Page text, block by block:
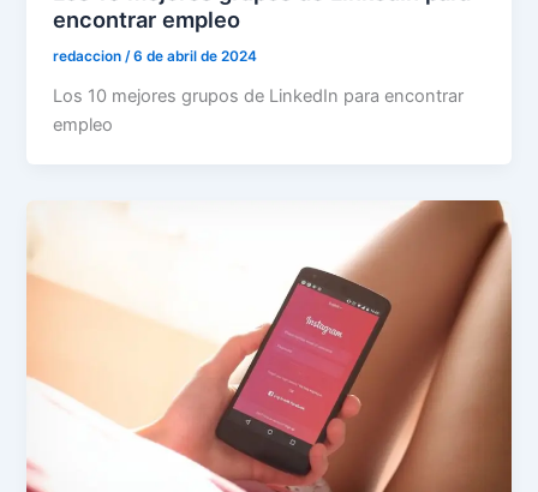
encontrar empleo
redaccion /6 de abril de 2024
Los 10 mejores grupos de LinkedIn para encontrar
empleo